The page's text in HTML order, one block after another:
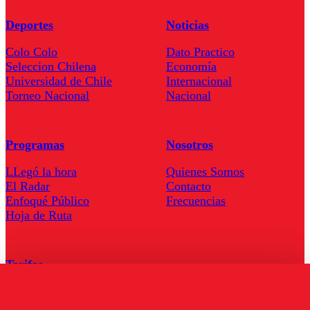
Deportes
Colo Colo
Seleccion Chilena
Universidad de Chile
Torneo Nacional
Noticias
Dato Practico
Economía
Internacional
Nacional
Programas
LLegó la hora
El Radar
Enfoqué Público
Hoja de Ruta
Nosotros
Quienes Somos
Contacto
Frecuencias
Tarifas